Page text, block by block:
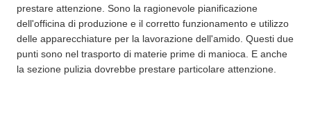
prestare attenzione. Sono la ragionevole pianificazione
dell'officina di produzione e il corretto funzionamento e utilizzo
delle apparecchiature per la lavorazione dell'amido. Questi due
punti sono nel trasporto di materie prime di manioca. E anche
la sezione pulizia dovrebbe prestare particolare attenzione.